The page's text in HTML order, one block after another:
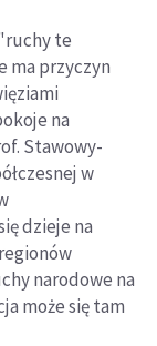
te
ma przyczyn
na
Stawowy-
w
dzieje na
narodowe na
może się tam